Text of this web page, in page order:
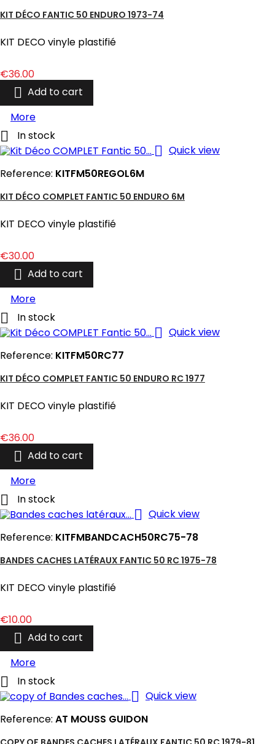
KIT DÉCO FANTIC 50 ENDURO 1973-74
KIT DECO vinyle plastifié
Price
€36.00
 Add to cart
More
 In stock
 Quick view
Reference: KITFM50REGOL6M
KIT DÉCO COMPLET FANTIC 50 ENDURO 6M
KIT DECO vinyle plastifié
Price
€30.00
 Add to cart
More
 In stock
 Quick view
Reference: KITFM50RC77
KIT DÉCO COMPLET FANTIC 50 ENDURO RC 1977
KIT DECO vinyle plastifié
Price
€36.00
 Add to cart
More
 In stock
 Quick view
Reference: KITFMBANDCACH50RC75-78
BANDES CACHES LATÉRAUX FANTIC 50 RC 1975-78
KIT DECO vinyle plastifié
Price
€10.00
 Add to cart
More
 In stock
 Quick view
Reference: AT MOUSS GUIDON